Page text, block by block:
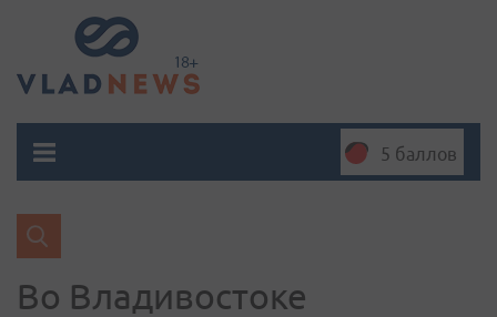
5 баллов
Во Владивостоке